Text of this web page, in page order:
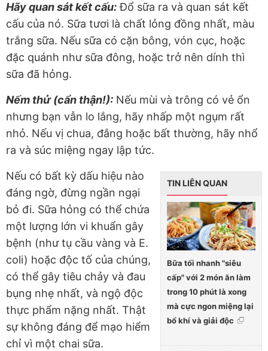
Hãy quan sát kết cấu:Đổ sữa ra và quan sát kết
cấu của nó. Sữa tươi là chất lỏng đồng nhất, màu
trắng sữa. Nếu sữa có cặn bông, vón cục, hoặc
đặc quánh như sữa đông, hoặc trở nên dính thì
sữa đã hỏng.
Nếm thử (cẩn thận!): Nếu mùi và trông có vẻ ổn
nhưng bạn vẫn lo lắng, hãy nhấp một ngụm rất
nhỏ. Nếu vị chua, đắng hoặc bất thường, hãy nhổ
ra và súc miệng ngay lập tức.
TIN LIÊN QUAN
Bữa tối nhanh "siêu
cấp" với 2 món ăn làm
trong 10 phút là xong
mà cực ngon miệng lại
bổ khí và giải độc
Nếu có bất kỳ dấu hiệu nào
đáng ngờ, đừng ngần ngại
bỏ đi. Sữa hỏng có thể chứa
một lượng lớn vi khuẩn gây
bệnh (như tụ cầu vàng và E.
coli) hoặc độc tố của chúng,
có thể gây tiêu chảy và đau
bụng nhẹ nhất, và ngộ độc
thực phẩm nặng nhất. Thật
sự không đáng để mạo hiểm
chỉ vì một chai sữa.